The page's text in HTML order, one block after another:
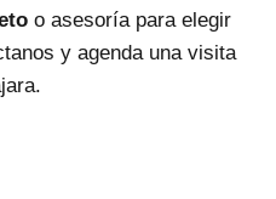
o asesoría para elegir
y agenda una visita